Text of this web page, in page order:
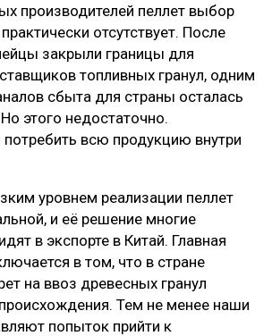
производителей пеллет выбор
отсутствует. После
закрыли границы для
топливных гранул, одним
сбыта для страны осталась
этого недостаточно.
всю продукцию внутри
уровнем реализации пеллет
и её решение многие
в экспорте в Китай. Главная
в том, что в стране
на ввоз древесных гранул
Тем не менее наши
попыток прийти к